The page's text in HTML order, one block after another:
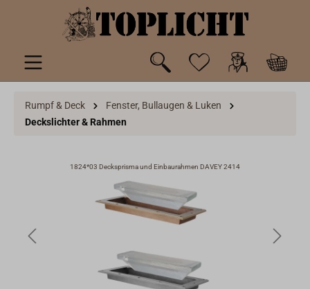
springen
Rumpf & Deck
Fenster, Bullaugen & Luken
Deckslichter & Rahmen
1824*03 Decksprisma und Einbaurahmen DAVEY 2414